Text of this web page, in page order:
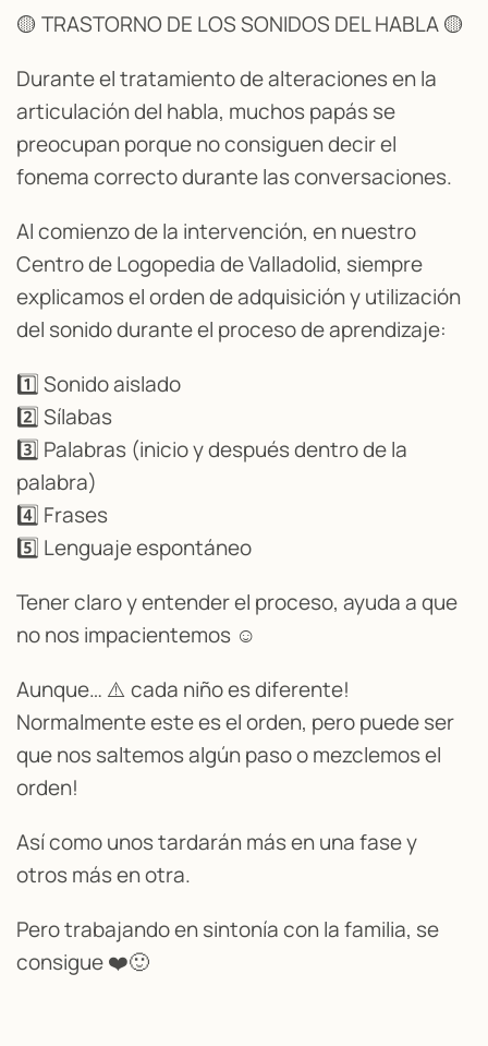
🟡 TRASTORNO DE LOS SONIDOS DEL HABLA 🟡
Durante el tratamiento de alteraciones en la
articulación del habla, muchos papás se
preocupan porque no consiguen decir el
fonema correcto durante las conversaciones.
Al comienzo de la intervención, en nuestro
Centro de Logopedia de Valladolid, siempre
explicamos el orden de adquisición y utilización
del sonido durante el proceso de aprendizaje:
1️⃣ Sonido aislado
2️⃣ Sílabas
3️⃣ Palabras (inicio y después dentro de la
palabra)
4️⃣ Frases
5️⃣ Lenguaje espontáneo
Tener claro y entender el proceso, ayuda a que
no nos impacientemos ☺️
Aunque… ⚠️ cada niño es diferente!
Normalmente este es el orden, pero puede ser
que nos saltemos algún paso o mezclemos el
orden!
Así como unos tardarán más en una fase y
otros más en otra.
Pero trabajando en sintonía con la familia, se
consigue ❤️🙂